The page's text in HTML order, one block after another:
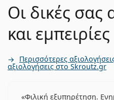
Οι δικές σας
και εμπειρίες
Περισσότερες
αξιολογήσεις στο Skroutz.gr
Φιλική εξυπηρέτηση.